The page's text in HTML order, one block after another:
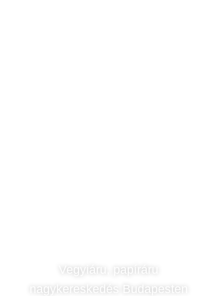
Vegyiáru, papíráru
nagykereskedés Budapesten